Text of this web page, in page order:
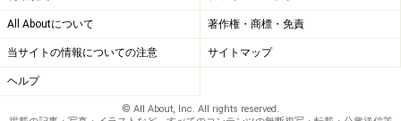
All Aboutについて 著作権・商標・免責
当サイトの情報についての注意 サイトマップ
ヘルプ
© All About, Inc. All rights reserved.